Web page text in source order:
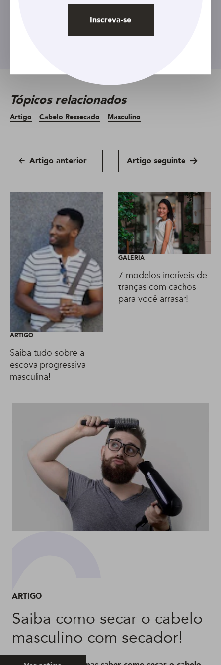
Inscreva-se
Tópicos relacionados
Artigo Cabelo Ressecado Masculino
Artigo anterior Artigo seguinte
ARTIGO
Saiba tudo sobre a
escova progressiva
masculina!
GALERIA
7 modelos incríveis de
tranças com cachos
para você arrasar!
ARTIGO
Saiba como secar o cabelo
masculino com secador!
Inscreva-se